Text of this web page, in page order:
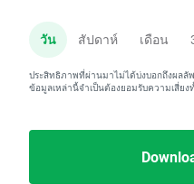
วัน สัปดาห์ เดือน
ประสิทธิภาพที่ผ่านมาไม่ได้บ่งบอกถึงผล
ข้อมูลเหล่านี้จำเป็นต้องยอมรับความเสี่ย